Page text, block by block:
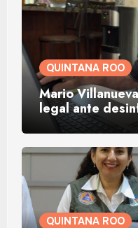
QUINTANA ROO
Mario
legal ante
QUINTANA ROO